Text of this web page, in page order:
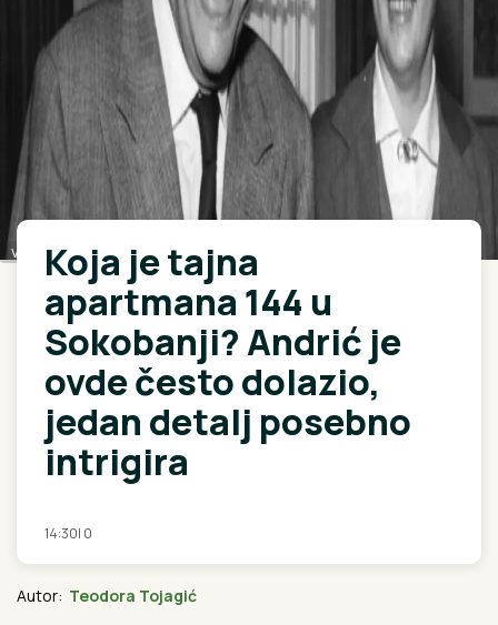
vikipedijaKoja je tajna
apartmana 144 u
Sokobanji? Andrić je
ovde često dolazio,
jedan detalj posebno
intrigira
14:30| 0
Autor: Teodora Tojagić